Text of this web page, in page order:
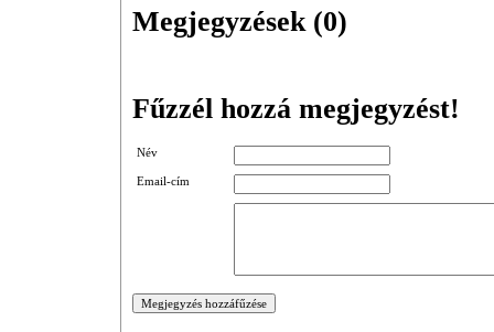
Megjegyzések (0)
Fűzzél hozzá megjegyzést!
Név
Email-cím